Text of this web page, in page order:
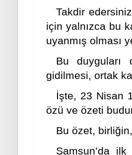
Takdir
için yalnızca bu
uyanmış olması
Bu duyguları
gidilmesi, ortak
İşte, 23 Nisan
özü ve özeti
Bu özet,
Samsun’da